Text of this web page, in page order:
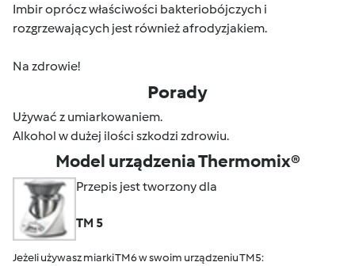
Imbir oprócz właściwości bakteriobójczych i
rozgrzewających jest również afrodyzjakiem.
Na zdrowie!
Porady
Używać z umiarkowaniem.
Alkohol w dużej ilości szkodzi zdrowiu.
Model urządzenia Thermomix®
Przepis jest tworzony dla
TM 5
Jeżeli używasz miarki TM6 w swoim urządzeniu TM5: